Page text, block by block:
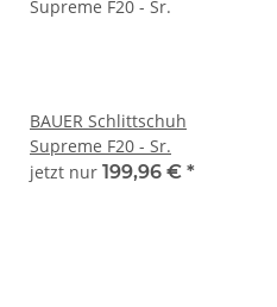
BAUER Schlittschuh
Supreme F20 - Sr.
jetzt nur 199,96 € *